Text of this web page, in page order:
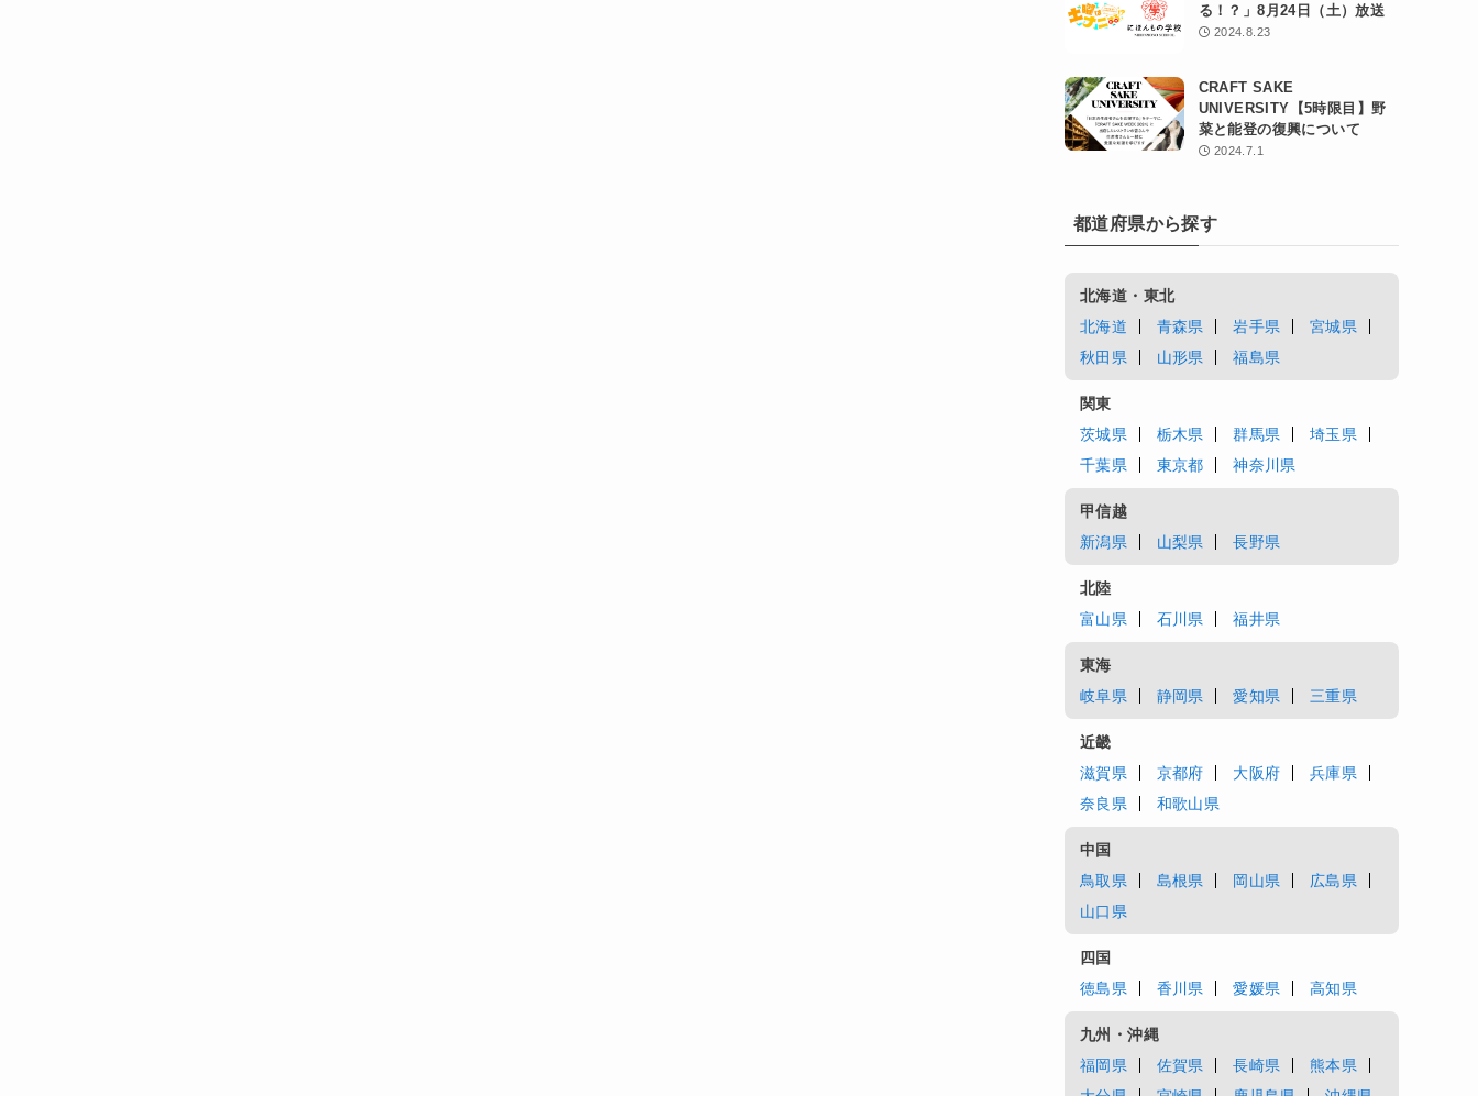
る！？」8月24日（土）放送
2024.8.23
CRAFT SAKE
UNIVERSITY【5時限目】野
菜と能登の復興について
2024.7.1
都道府県から探す
北海道・東北
北海道
青森県 岩手県
宮城県
秋田県
山形県 福島県
関東
茨城県
栃木県 群馬県
埼玉県
千葉県
東京都 神奈川県
甲信越
新潟県
山梨県 長野県
北陸
富山県
石川県 福井県
東海
岐阜県
静岡県 愛知県 三重県
近畿
滋賀県
京都府 大阪府
兵庫県
奈良県
和歌山県
中国
鳥取県
島根県 岡山県
広島県
山口県
四国
徳島県
香川県 愛媛県 高知県
九州・沖縄
福岡県
佐賀県 長崎県
熊本県